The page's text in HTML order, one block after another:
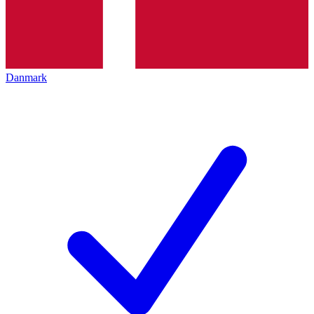
Danmark